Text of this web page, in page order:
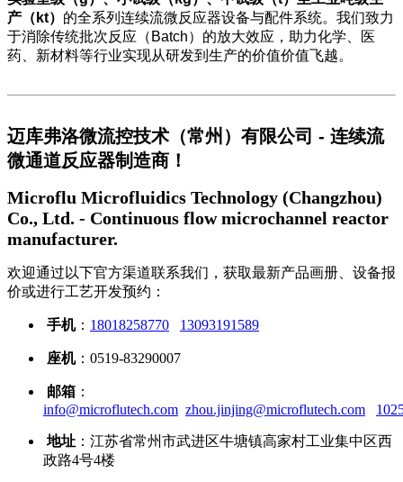
产（kt） 的全系列连续流微反应器设备与配件系统。我们致力
于消除传统批次反应（Batch）的放大效应，助力化学、医
药、新材料等行业实现从研发到生产的价值价值飞越。
迈库弗洛微流控技术（常州）有限公司 - 连续流
微通道反应器制造商！
Microflu Microfluidics Technology (Changzhou)
Co., Ltd. - Continuous flow microchannel reactor
manufacturer.
欢迎通过以下官方渠道联系我们，获取最新产品画册、设备报
价或进行工艺开发预约：
手机： 18018258770 13093191589
座机：0519-83290007
邮箱 ：
info@microflutech.com zhou.jinjing@microflutech.com
地址 ：江苏省常州市武进区牛塘镇高家村工业集中区西
政路4号4楼